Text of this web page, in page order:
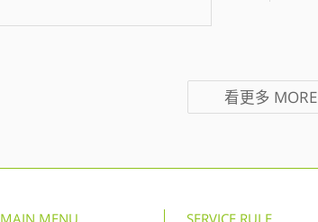
看更多 MORE
MAIN MENU SERVICE RULE